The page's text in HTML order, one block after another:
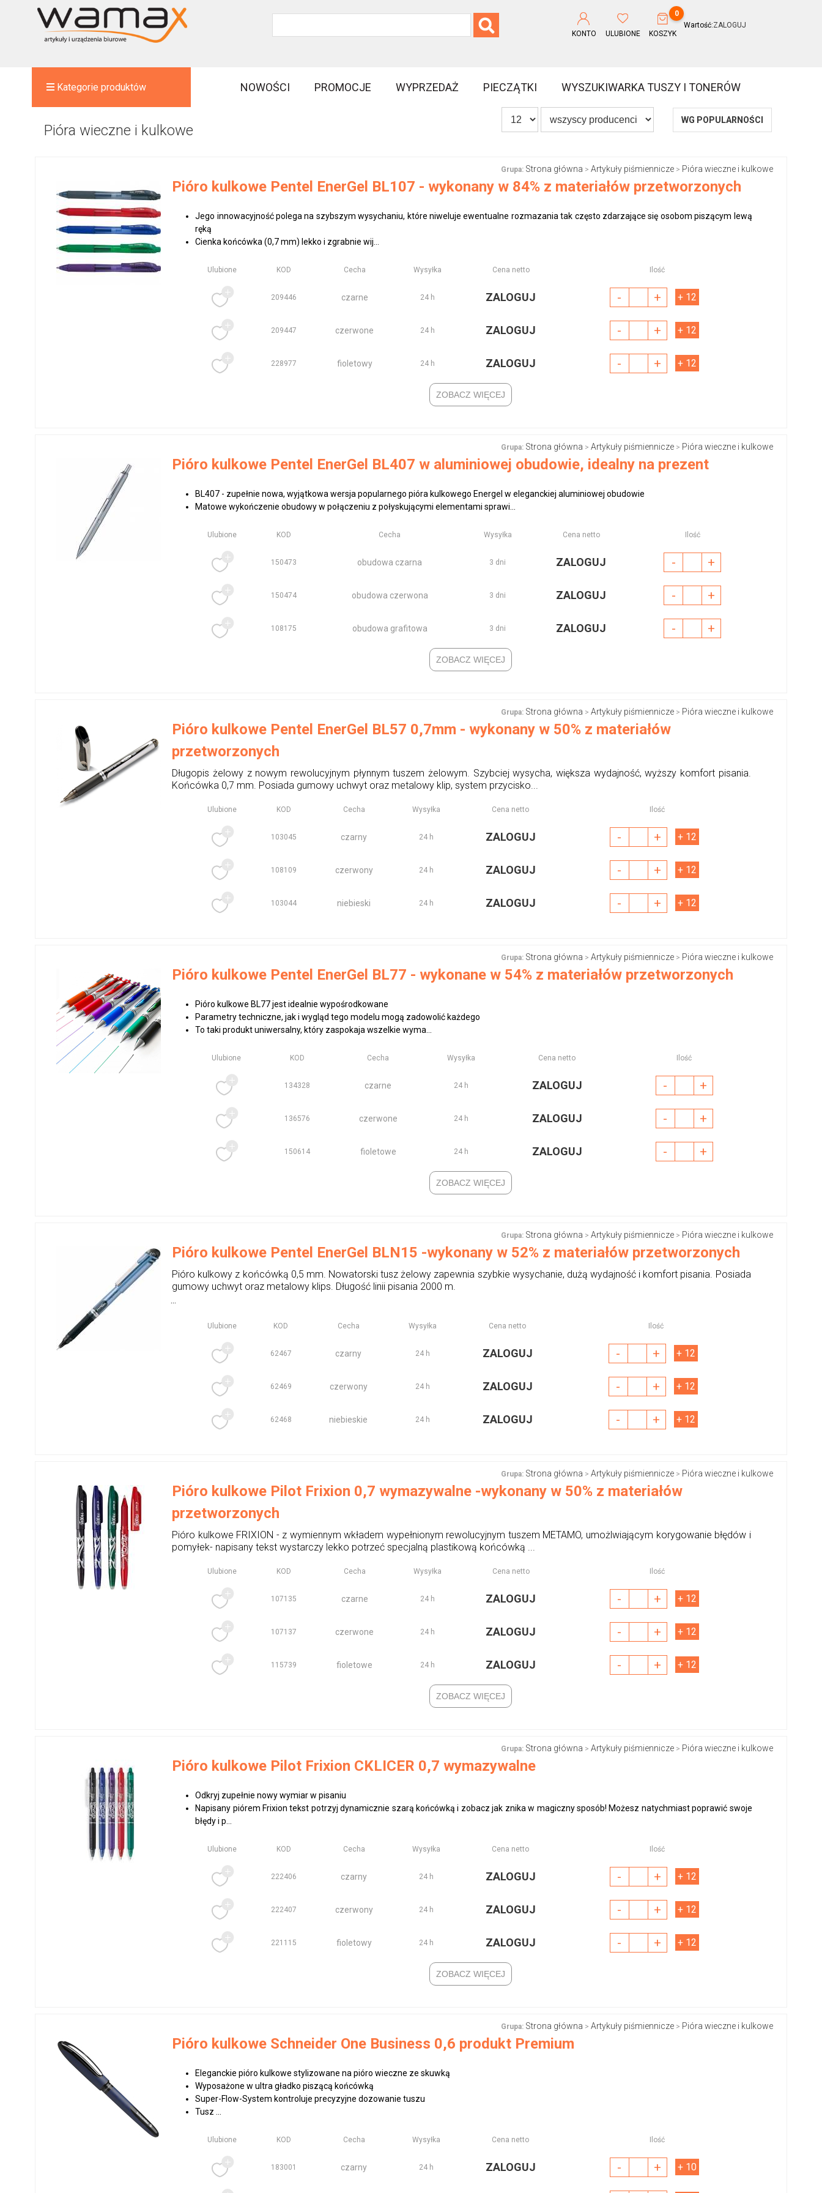
KONTO ULUBIONE
0
KOSZYK
Wartość:ZALOGUJ
Kategorie produktów NOWOŚCI PROMOCJE WYPRZEDAŻ PIECZĄTKI WYSZUKIWARKA TUSZY I TONERÓW
WG POPULARNOŚCI
Pióra wieczne i kulkowe
Grupa: Strona główna > Artykuły piśmiennicze > Pióra wieczne i kulkowe
Pióro kulkowe Pentel EnerGel BL107 - wykonany w 84% z materiałów przetworzonych
Jego innowacyjność polega na szybszym wysychaniu, które niweluje ewentualne rozmazania tak często zdarzające się osobom piszącym lewą
ręką
Cienka końcówka (0,7 mm) lekko i zgrabnie wij...
Ulubione KOD Cecha Wysyłka Cena netto Ilość
209446 czarne 24 h ZALOGUJ - + + 12
209447 czerwone 24 h ZALOGUJ - + + 12
228977 fioletowy 24 h ZALOGUJ - + + 12
ZOBACZ WIĘCEJ
Grupa: Strona główna > Artykuły piśmiennicze > Pióra wieczne i kulkowe
Pióro kulkowe Pentel EnerGel BL407 w aluminiowej obudowie, idealny na prezent
BL407 - zupełnie nowa, wyjątkowa wersja popularnego pióra kulkowego Energel w eleganckiej aluminiowej obudowie
Matowe wykończenie obudowy w połączeniu z połyskującymi elementami sprawi...
Ulubione KOD Cecha Wysyłka Cena netto Ilość
150473 obudowa czarna 3 dni ZALOGUJ - +
150474 obudowa czerwona 3 dni ZALOGUJ - +
108175 obudowa grafitowa 3 dni ZALOGUJ - +
ZOBACZ WIĘCEJ
Grupa: Strona główna > Artykuły piśmiennicze > Pióra wieczne i kulkowe
Pióro kulkowe Pentel EnerGel BL57 0,7mm - wykonany w 50% z materiałów
przetworzonych
Długopis żelowy z nowym rewolucyjnym płynnym tuszem żelowym. Szybciej wysycha, większa wydajność, wyższy komfort pisania.
Końcówka 0,7 mm. Posiada gumowy uchwyt oraz metalowy klip, system przycisko...
Ulubione KOD Cecha Wysyłka Cena netto Ilość
103045 czarny 24 h ZALOGUJ - + + 12
108109 czerwony 24 h ZALOGUJ - + + 12
103044 niebieski 24 h ZALOGUJ - + + 12
Grupa: Strona główna > Artykuły piśmiennicze > Pióra wieczne i kulkowe
Pióro kulkowe Pentel EnerGel BL77 - wykonane w 54% z materiałów przetworzonych
Pióro kulkowe BL77 jest idealnie wypośrodkowane
Parametry techniczne, jak i wygląd tego modelu mogą zadowolić każdego
To taki produkt uniwersalny, który zaspokaja wszelkie wyma...
Ulubione KOD Cecha Wysyłka Cena netto Ilość
134328 czarne 24 h ZALOGUJ - +
136576 czerwone 24 h ZALOGUJ - +
150614 fioletowe 24 h ZALOGUJ - +
ZOBACZ WIĘCEJ
Grupa: Strona główna > Artykuły piśmiennicze > Pióra wieczne i kulkowe
Pióro kulkowe Pentel EnerGel BLN15 -wykonany w 52% z materiałów przetworzonych
Pióro kulkowy z końcówką 0,5 mm. Nowatorski tusz żelowy zapewnia szybkie wysychanie, dużą wydajność i komfort pisania. Posiada
gumowy uchwyt oraz metalowy klips. Długość linii pisania 2000 m.
Ulubione KOD Cecha Wysyłka Cena netto Ilość
62467 czarny 24 h ZALOGUJ - + + 12
62469 czerwony 24 h ZALOGUJ - + + 12
62468 niebieskie 24 h ZALOGUJ - + + 12
Grupa: Strona główna > Artykuły piśmiennicze > Pióra wieczne i kulkowe
Pióro kulkowe Pilot Frixion 0,7 wymazywalne -wykonany w 50% z materiałów
przetworzonych
Pióro kulkowe FRIXION - z wymiennym wkładem wypełnionym rewolucyjnym tuszem METAMO, umożlwiającym korygowanie błędów i
pomyłek- napisany tekst wystarczy lekko potrzeć specjalną plastikową końcówką ...
Ulubione KOD Cecha Wysyłka Cena netto Ilość
107135 czarne 24 h ZALOGUJ - + + 12
107137 czerwone 24 h ZALOGUJ - + + 12
115739 fioletowe 24 h ZALOGUJ - + + 12
ZOBACZ WIĘCEJ
Grupa: Strona główna > Artykuły piśmiennicze > Pióra wieczne i kulkowe
Pióro kulkowe Pilot Frixion CKLICER 0,7 wymazywalne
Odkryj zupełnie nowy wymiar w pisaniu
Napisany piórem Frixion tekst potrzyj dynamicznie szarą końcówką i zobacz jak znika w magiczny sposób! Możesz natychmiast poprawić swoje
błędy i p...
Ulubione KOD Cecha Wysyłka Cena netto Ilość
222406 czarny 24 h ZALOGUJ - + + 12
222407 czerwony 24 h ZALOGUJ - + + 12
221115 fioletowy 24 h ZALOGUJ - + + 12
ZOBACZ WIĘCEJ
Grupa: Strona główna > Artykuły piśmiennicze > Pióra wieczne i kulkowe
Pióro kulkowe Schneider One Business 0,6 produkt Premium
Eleganckie pióro kulkowe stylizowane na pióro wieczne ze skuwką
Wyposażone w ultra gładko piszącą końcówką
Super-Flow-System kontroluje precyzyjne dozowanie tuszu
Tusz ...
Ulubione KOD Cecha Wysyłka Cena netto Ilość
183001 czarny 24 h ZALOGUJ - + + 10